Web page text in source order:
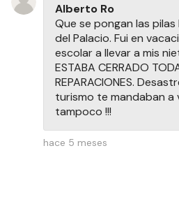
Alberto Ro
Que se pongan las
del Palacio. Fui en
escolar a llevar a mis
ESTABA CERRADO
REPARACIONES.
turismo te mandaban a
tampoco !!!
hace 5 meses